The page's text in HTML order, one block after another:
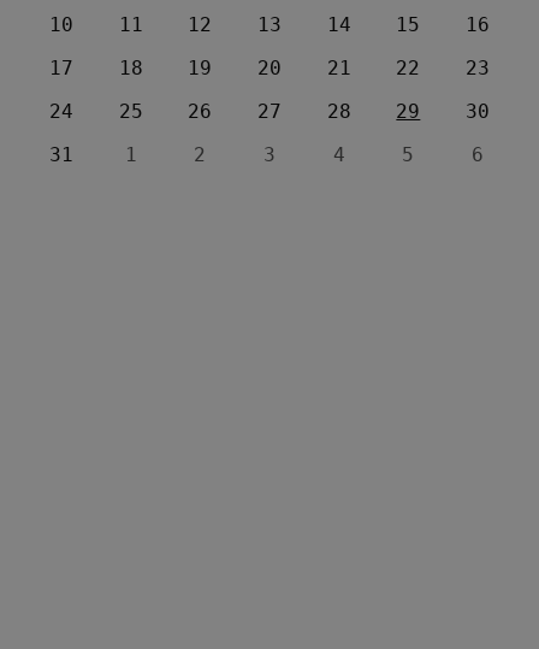
10
11 12 13 14 15
16
17
18 19 20 21 22
23
24
25 26 27 28 29
30
31
1 2 3 4 5 6